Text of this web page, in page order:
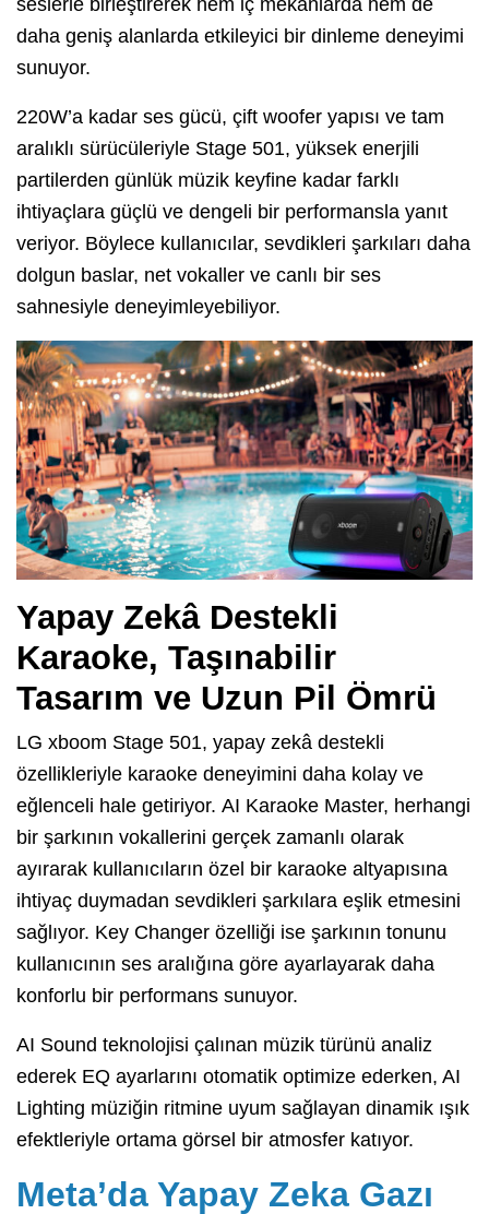
daha geniş alanlarda etkileyici bir dinleme deneyimi
sunuyor.
220W’a kadar ses gücü, çift woofer yapısı ve tam
aralıklı sürücüleriyle Stage 501, yüksek enerjili
partilerden günlük müzik keyfine kadar farklı
ihtiyaçlara güçlü ve dengeli bir performansla yanıt
veriyor. Böylece kullanıcılar, sevdikleri şarkıları daha
dolgun baslar, net vokaller ve canlı bir ses
sahnesiyle deneyimleyebiliyor.
Yapay Zekâ Destekli
Karaoke, Taşınabilir
Tasarım ve Uzun Pil Ömrü
LG xboom Stage 501, yapay zekâ destekli
özellikleriyle karaoke deneyimini daha kolay ve
eğlenceli hale getiriyor. AI Karaoke Master, herhangi
bir şarkının vokallerini gerçek zamanlı olarak
ayırarak kullanıcıların özel bir karaoke altyapısına
ihtiyaç duymadan sevdikleri şarkılara eşlik etmesini
sağlıyor. Key Changer özelliği ise şarkının tonunu
kullanıcının ses aralığına göre ayarlayarak daha
konforlu bir performans sunuyor.
AI Sound teknolojisi çalınan müzik türünü analiz
ederek EQ ayarlarını otomatik optimize ederken, AI
Lighting müziğin ritmine uyum sağlayan dinamik ışık
efektleriyle ortama görsel bir atmosfer katıyor.
Meta’da Yapay Zeka Gazı